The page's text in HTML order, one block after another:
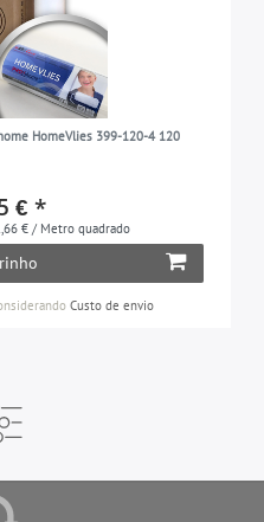
HomeVlies 399-120-4 120
€ *
€ / Metro quadrado
Custo de envio